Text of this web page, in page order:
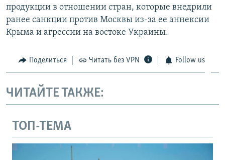
продукции в отношении стран, которые внедрили
ранее санкции против Москвы из-за ее аннексии
Крыма и агрессии на востоке Украины.
Поделиться Читать без VPN Follow us
ЧИТАЙТЕ ТАКЖЕ:
ТОП-ТЕМА